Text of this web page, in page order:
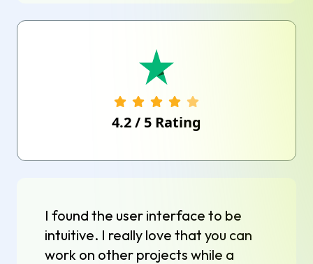
4.2/ 5 Rating
I found the user interface to be
intuitive. I really love that you can
work on other projects while a